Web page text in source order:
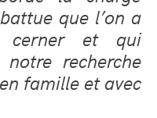
que l’on a
et qui
recherche
famille et avec